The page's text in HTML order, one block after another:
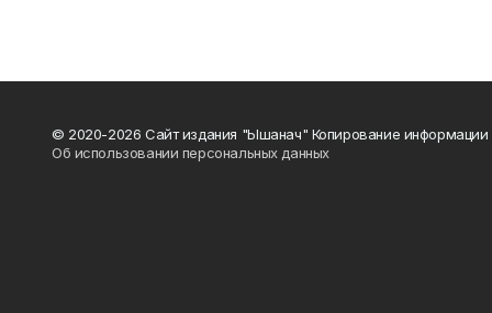
© 2020-2026 Сайт издания "Ышанач" Копирование информации
Об использовании персональных данных